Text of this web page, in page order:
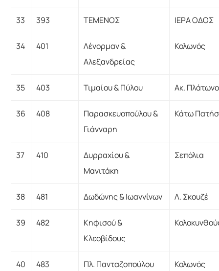
33 393 ΤΕΜΕΝΟΣ ΙΕΡΑ ΟΔΟΣ
34 401
Λένορμαν &
Αλεξανδρείας
Κολωνός
35 403 Τιμαίου & Πύλου Ακ.
36 408
Παρασκευοπούλου &
Γιάνναρη
Κάτω
37 410
Δυρραχίου &
Μανιτάκη
Σεπόλια
38 481 Δωδώνης & Ιωαννίνων Λ. Σκουζέ
39 482
Κηφισού &
Κλεοβίδους
40 483 Πλ. Πανταζοπούλου Κολωνός